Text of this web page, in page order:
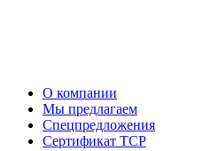
О компании
Мы предлагаем
Спецпредложения
Сертификат ТСР